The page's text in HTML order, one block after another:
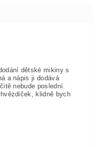
dětské mikiny s
a nápis ji dodává
nebude poslední.
klidně bych